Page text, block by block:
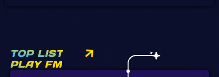
TOP LIST
PLAY FM